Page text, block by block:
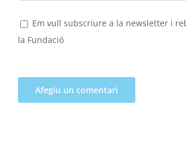
Em vull subscriure a la newsletter i
la Fundació